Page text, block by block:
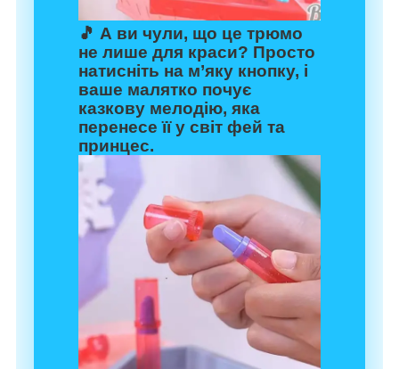
🎵 А ви чули, що це трюмо
не лише для краси? Просто
натисніть на м’яку кнопку, і
ваше малятко почує
казкову мелодію, яка
перенесе її у світ фей та
принцес.